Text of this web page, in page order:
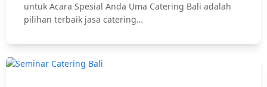
untuk Acara Spesial Anda Uma Catering Bali adalah
pilihan terbaik jasa catering…